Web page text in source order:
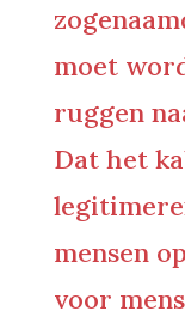
moet
ruggen
Dat het
mensen
voor